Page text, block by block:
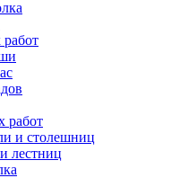
работ
и столешниц
лестниц